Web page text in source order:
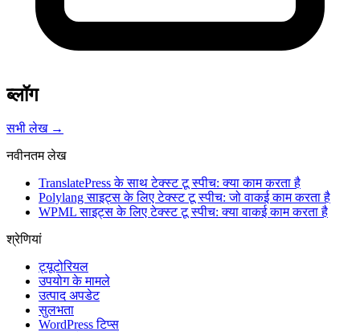
ब्लॉग
सभी लेख →
नवीनतम लेख
TranslatePress के साथ टेक्स्ट टू स्पीच: क्या काम करता है
Polylang साइट्स के लिए टेक्स्ट टू स्पीच: जो वाकई काम करता है
WPML साइट्स के लिए टेक्स्ट टू स्पीच: क्या वाकई काम करता है
श्रेणियां
ट्यूटोरियल
उपयोग के मामले
उत्पाद अपडेट
सुलभता
WordPress टिप्स